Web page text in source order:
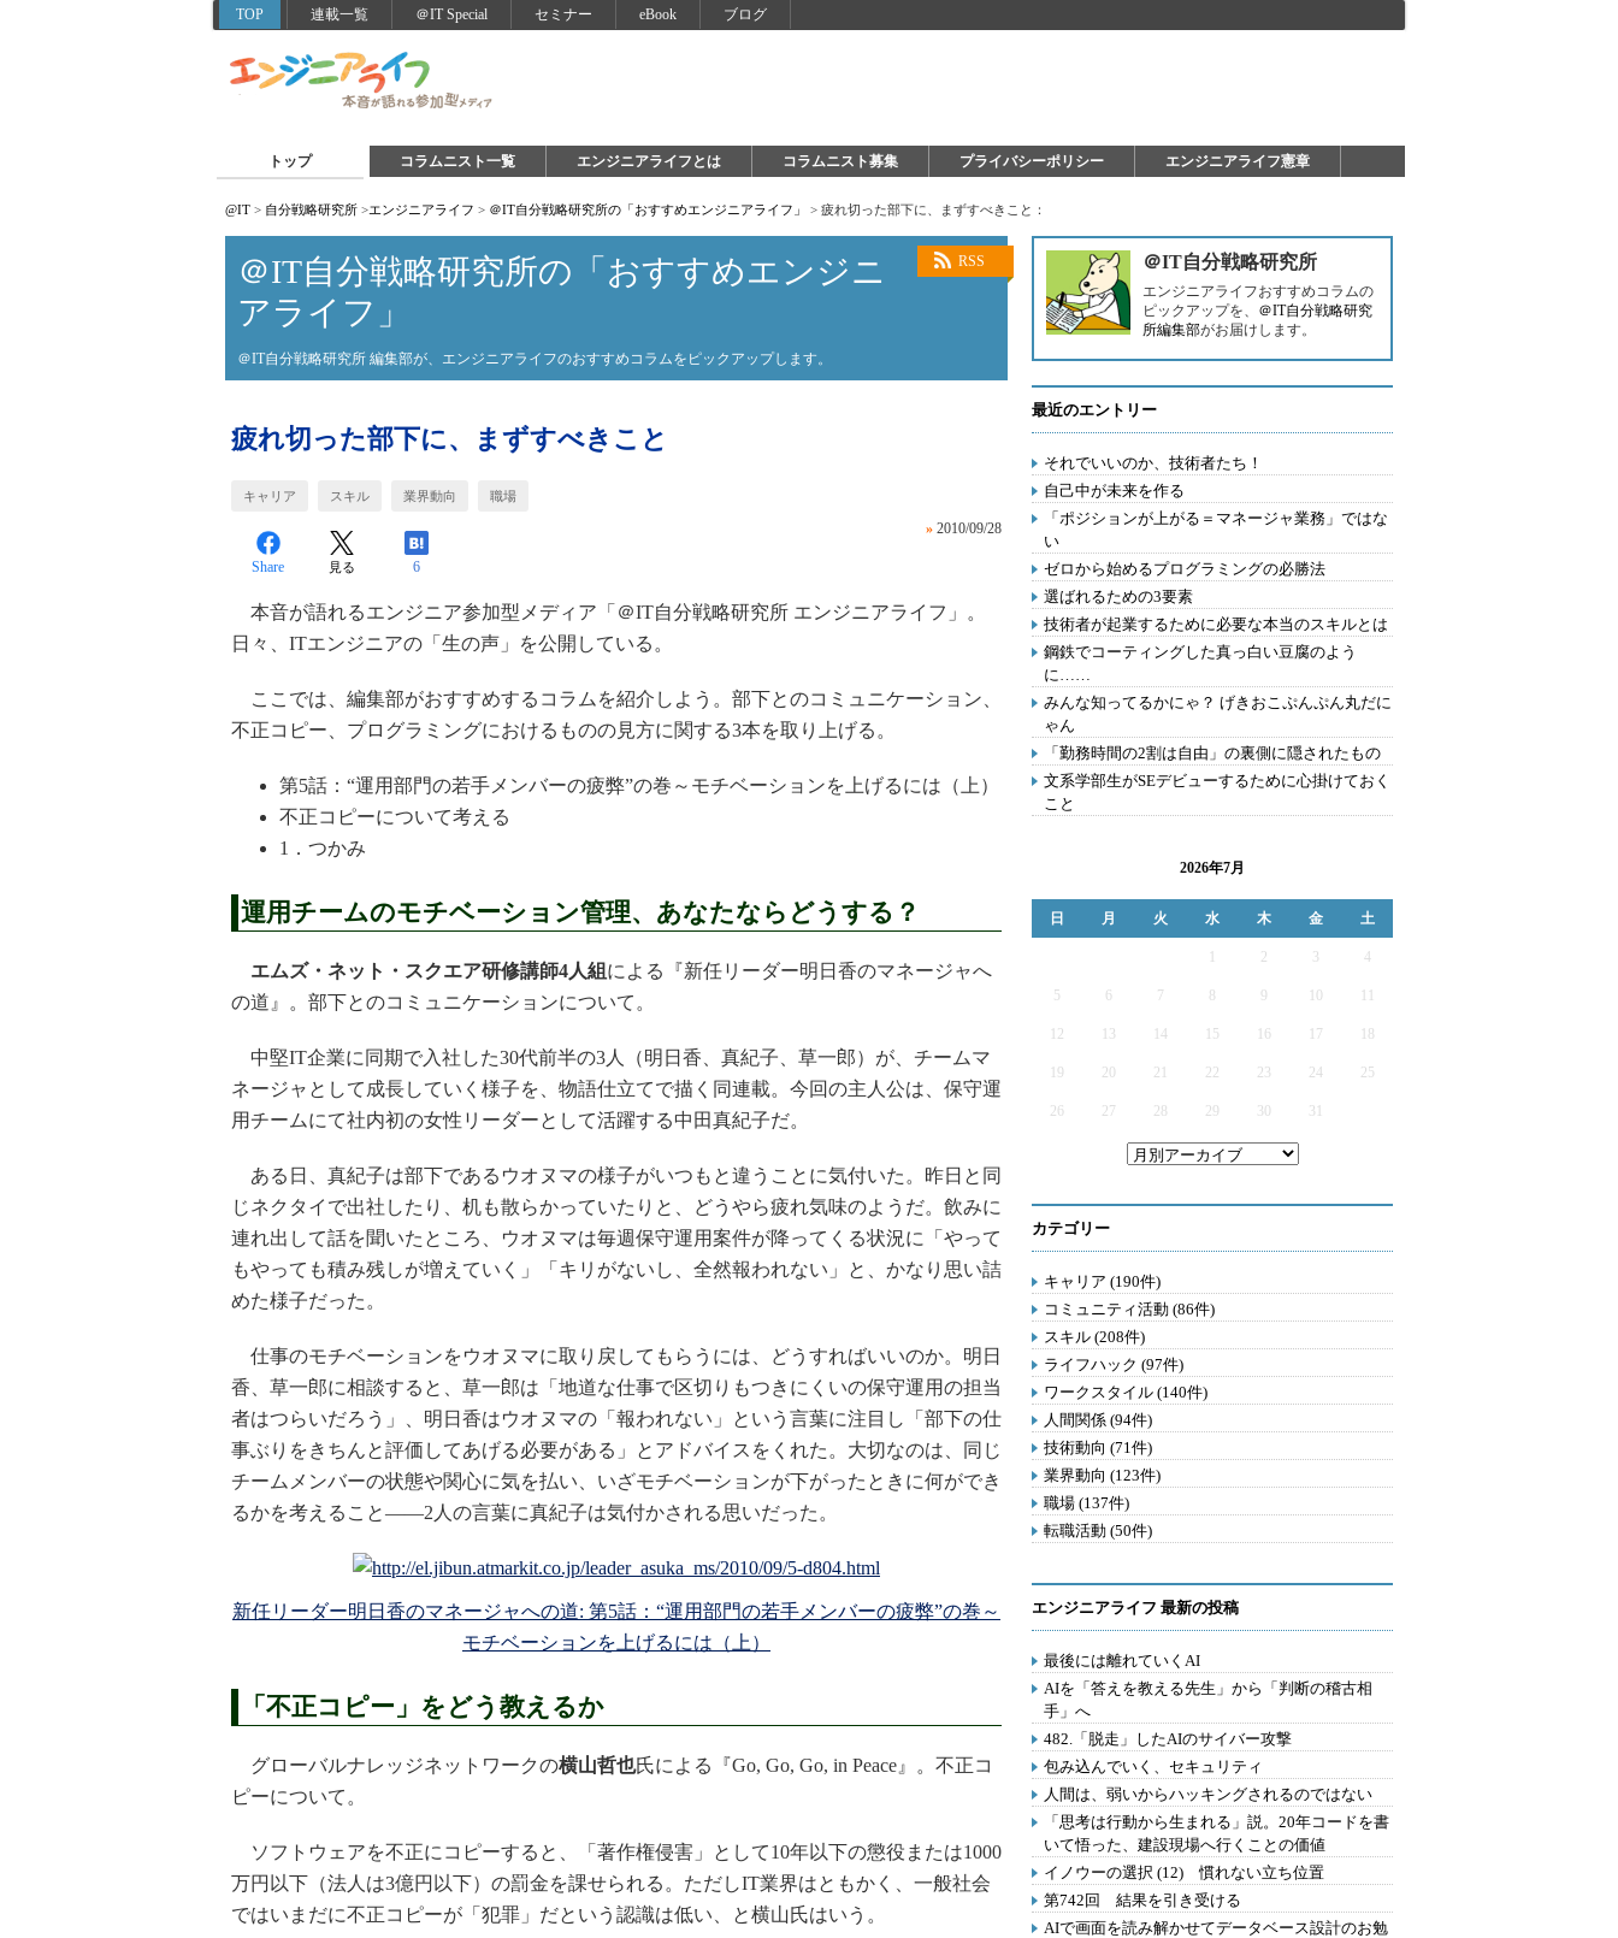
TOP 連載一覧 ＠IT Special セミナー eBook ブログ
トップ コラムニスト一覧 エンジニアライフとは コラムニスト募集 プライバシーポリシー エンジニアライフ憲章
@IT > 自分戦略研究所 >エンジニアライフ > ＠IT自分戦略研究所の「おすすめエンジニアライフ」 > 疲れ切った部下に、まずすべきこと：
RSS
＠IT自分戦略研究所の「おすすめエンジニ
アライフ」
＠IT自分戦略研究所 編集部が、エンジニアライフのおすすめコラムをピックアップします。
疲れ切った部下に、まずすべきこと
キャリア スキル 業界動向 職場
» 2010/09/28
Share 見る 6
本音が語れるエンジニア参加型メディア「＠IT自分戦略研究所 エンジニアライフ」。
日々、ITエンジニアの「生の声」を公開している。
ここでは、編集部がおすすめするコラムを紹介しよう。部下とのコミュニケーション、
不正コピー、プログラミングにおけるものの見方に関する3本を取り上げる。
第5話：“運用部門の若手メンバーの疲弊”の巻～モチベーションを上げるには（上）
不正コピーについて考える
1．つかみ
運用チームのモチベーション管理、あなたならどうする？
エムズ・ネット・スクエア研修講師4人組 による『新任リーダー明日香のマネージャへ
の道』。部下とのコミュニケーションについて。
中堅IT企業に同期で入社した30代前半の3人（明日香、真紀子、草一郎）が、チームマ
ネージャとして成長していく様子を、物語仕立てで描く同連載。今回の主人公は、保守運
用チームにて社内初の女性リーダーとして活躍する中田真紀子だ。
ある日、真紀子は部下であるウオヌマの様子がいつもと違うことに気付いた。昨日と同
じネクタイで出社したり、机も散らかっていたりと、どうやら疲れ気味のようだ。飲みに
連れ出して話を聞いたところ、ウオヌマは毎週保守運用案件が降ってくる状況に「やって
もやっても積み残しが増えていく」「キリがないし、全然報われない」と、かなり思い詰
めた様子だった。
仕事のモチベーションをウオヌマに取り戻してもらうには、どうすればいいのか。明日
香、草一郎に相談すると、草一郎は「地道な仕事で区切りもつきにくいの保守運用の担当
者はつらいだろう」、明日香はウオヌマの「報われない」という言葉に注目し「部下の仕
事ぶりをきちんと評価してあげる必要がある」とアドバイスをくれた。大切なのは、同じ
チームメンバーの状態や関心に気を払い、いざモチベーションが下がったときに何ができ
るかを考えること――2人の言葉に真紀子は気付かされる思いだった。
新任リーダー明日香のマネージャへの道: 第5話：“運用部門の若手メンバーの疲弊”の巻～
モチベーションを上げるには（上）
「不正コピー」をどう教えるか
グローバルナレッジネットワークの横山哲也氏による『Go, Go, Go, in Peace』。不正コ
ピーについて。
ソフトウェアを不正にコピーすると、「著作権侵害」として10年以下の懲役または1000
万円以下（法人は3億円以下）の罰金を課せられる。ただしIT業界はともかく、一般社会
ではいまだに不正コピーが「犯罪」だという認識は低い、と横山氏はいう。
＠IT自分戦略研究所
エンジニアライフおすすめコラムの
ピックアップを、 ＠IT自分戦略研究
所編集部がお届けします。
最近のエントリー
それでいいのか、技術者たち！
自己中が未来を作る
「ポジションが上がる＝マネージャ業務」ではな
い
ゼロから始めるプログラミングの必勝法
選ばれるための3要素
技術者が起業するために必要な本当のスキルとは
鋼鉄でコーティングした真っ白い豆腐のよう
に……
みんな知ってるかにゃ？ げきおこぷんぷん丸だに
ゃん
「勤務時間の2割は自由」の裏側に隠されたもの
文系学部生がSEデビューするために心掛けておく
こと
2026年7月
日 月 火 水 木 金 土
2 3 4
5 6 7 9
12 13 14 15 16 17
19 20 21 22 23 24 25
26 27 28 29 30 31
カテゴリー
キャリア (190件)
コミュニティ活動 (86件)
スキル (208件)
ライフハック (97件)
ワークスタイル (140件)
人間関係 (94件)
技術動向 (71件)
業界動向 (123件)
職場 (137件)
転職活動 (50件)
エンジニアライフ 最新の投稿
最後には離れていくAI
AIを「答えを教える先生」から「判断の稽古相
手」へ
482.「脱走」したAIのサイバー攻撃
包み込んでいく、セキュリティ
人間は、弱いからハッキングされるのではない
「思考は行動から生まれる」説。20年コードを書
いて悟った、建設現場へ行くことの価値
イノウーの選択 (12) 慣れない立ち位置
第742回 結果を引き受ける
AIで画面を読み解かせてデータベース設計のお勉